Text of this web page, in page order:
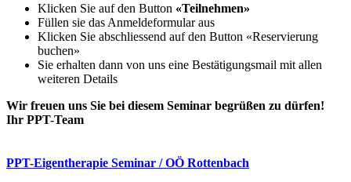
Klicken Sie auf den Button «Teilnehmen»
Füllen sie das Anmeldeformular aus
Klicken Sie abschliessend auf den Button «Reservierung
buchen»
Sie erhalten dann von uns eine Bestätigungsmail mit allen
weiteren Details
Wir freuen uns Sie bei diesem Seminar begrüßen zu dürfen!
Ihr PPT-Team
PPT-Eigentherapie Seminar / OÖ Rottenbach